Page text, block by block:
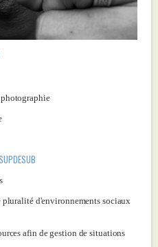
photographie
d'environnements sociaux
afin de gestion de situations